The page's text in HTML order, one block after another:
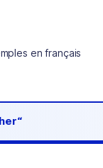
en français